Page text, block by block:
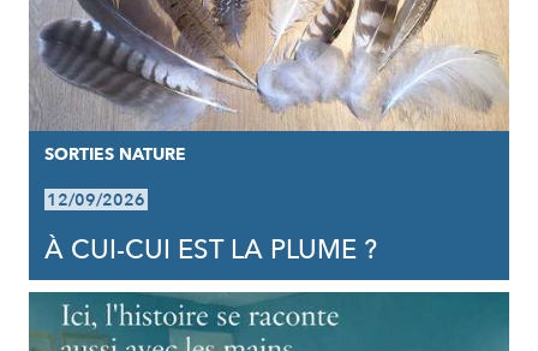
SORTIES NATURE
12/09/2026
À CUI-CUI EST LA PLUME ?